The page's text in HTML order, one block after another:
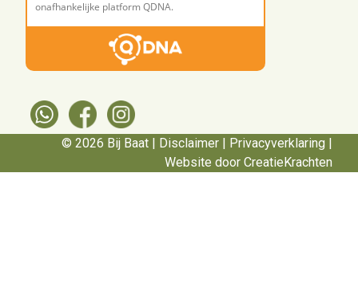
© 2026 Bij Baat | Disclaimer | Privacyverklaring |
Website door CreatieKrachten